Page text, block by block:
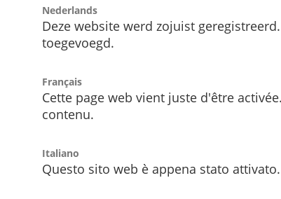
Nederlands
Deze website werd zojuist
toegevoegd.
Français
Cette page web vient juste d'être
contenu.
Italiano
Questo sito web è appena stato